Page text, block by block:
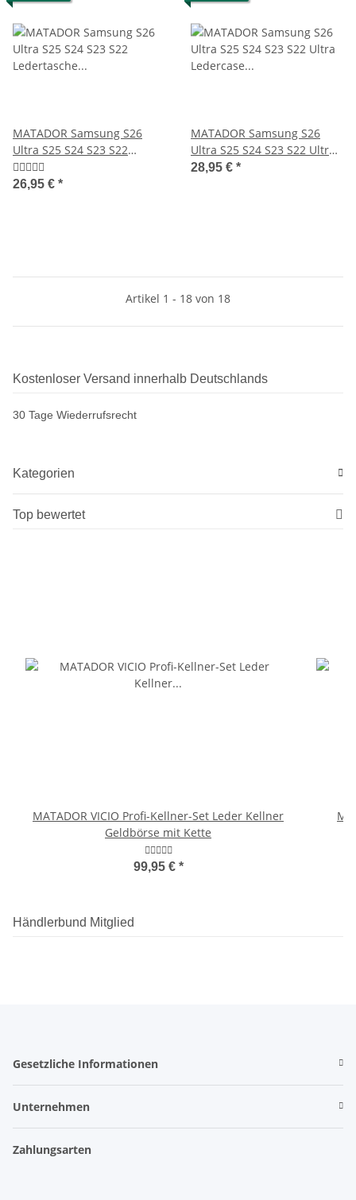
MATADOR Samsung S26
Ultra S25 S24 S23 S22
Ledertasche Schwarz
26,95 € *
MATADOR Samsung S26
Ultra S25 S24 S23 S22 Ultra
Ledercase Braun
28,95 € *
Artikel 1 - 18 von 18
Kostenloser Versand innerhalb Deutschlands
30 Tage Wiederrufsrecht
Kategorien
Top bewertet
MATADOR VICIO Profi-Kellner-Set Leder Kellner
Geldbörse mit Kette
99,95 € *
Händlerbund Mitglied
Gesetzliche Informationen
Unternehmen
Zahlungsarten